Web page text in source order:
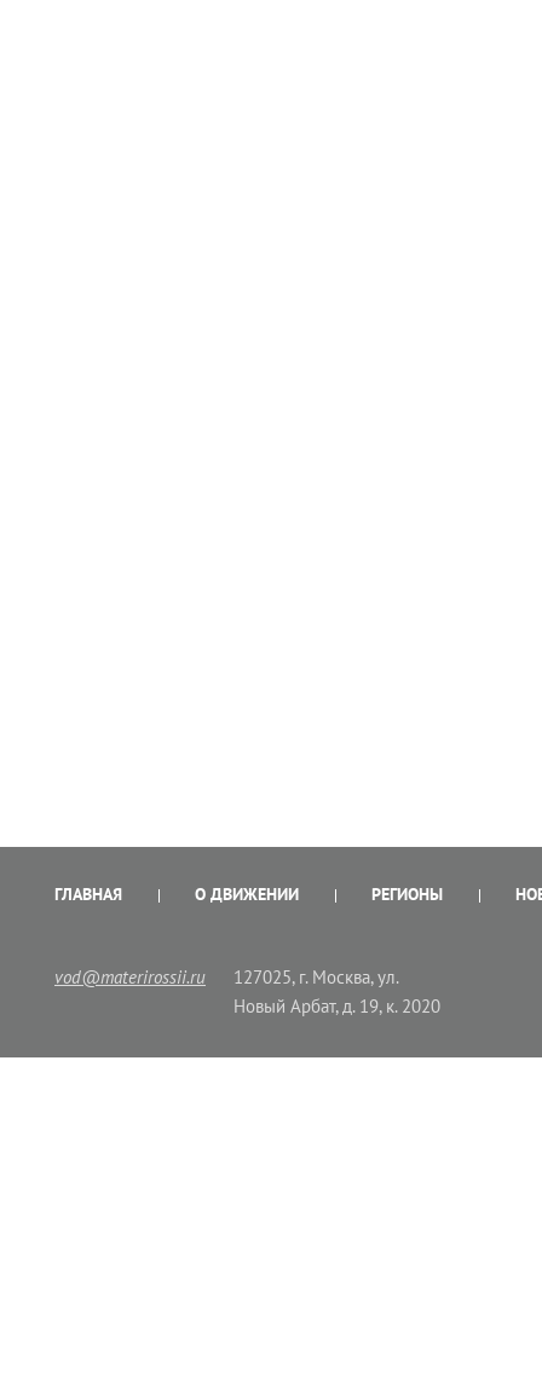
ГЛАВНАЯ О ДВИЖЕНИИ РЕГИОНЫ
vod@materirossii.ru
127025, г. Москва, ул.
Новый Арбат, д. 19, к. 2020